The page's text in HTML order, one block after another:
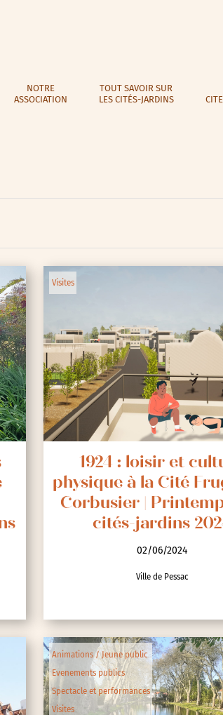
NOTRE
ASSOCIATION
TOUT SAVOIR SUR
LES CITÉS-JARDINS
Visites
1924 : loisir et
physique à la Cité
Corbusier |
cités-jardins
02/06/2024
Ville de Pessac
Animations / Jeune public
Evenements publics
Spectacle et performances
Visites